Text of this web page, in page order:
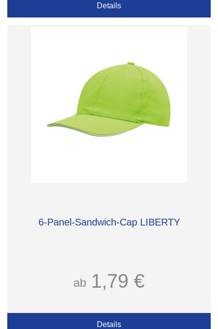
Details
6-Panel-Sandwich-Cap LIBERTY
ab 1,79 €
Details